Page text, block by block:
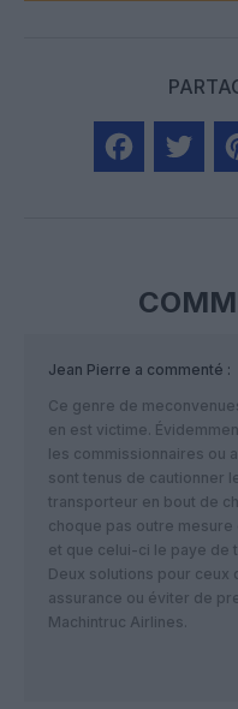
Jean Pierre a commenté :
Ce genre de
en est victime.
les commissionnaires ou
sont tenus de cautionner
transporteur en bout de
choque pas outre mesure
et que celui-ci le paye de
Deux solutions pour ceux
assurance ou éviter de
Machintruc Airlines.